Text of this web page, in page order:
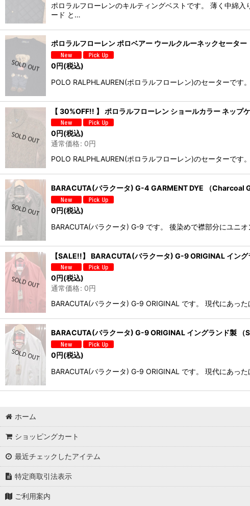
ポロラルフローレンのキルティングベストです。 薄く中綿
ード と…
ポロラルフローレン ポロベアー ウールクルーネックセーター
0円(税込)
POLO RALPHLAUREN(ポロラルフローレン)のセーターで
【 30%OFF!! 】 ポロラルフローレン ショールカラー ネッ
0円(税込)
通常価格: 0円
POLO RALPHLAUREN(ポロラルフローレン)のセーターで
BARACUTA(バラクータ) G-4 GARMENT DYE （Charcoal
0円(税込)
BARACUTA(バラクータ) G-9 です。 後染めで襟部分にユニ
【SALE!!】 BARACUTA(バラクータ) G-9 ORIGINAL イン
0円(税込)
通常価格: 0円
BARACUTA(バラクータ) G-9 ORIGINAL です。 現代にあっ
BARACUTA(バラクータ) G-9 ORIGINAL イングランド製
0円(税込)
BARACUTA(バラクータ) G-9 ORIGINAL です。 現代にあっ
ホーム
ショッピングカート
最近チェックしたアイテム
特定商取引法表示
ご利用案内